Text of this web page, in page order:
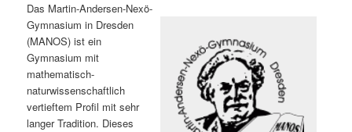
Das Martin-Andersen-Nexö-
Gymnasium in Dresden
(MANOS) ist ein
Gymnasium mit
mathematisch-
naturwissenschaftlich
vertieftem Profil mit sehr
langer Tradition. Dieses